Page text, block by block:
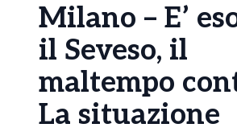
Milano – E’
il Seveso, il
maltempo
La situazione